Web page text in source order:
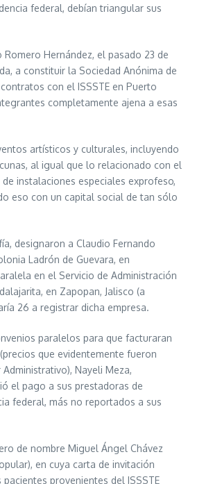
federal, debían triangular sus
Hernández, el pasado 23 de
a constituir la Sociedad Anónima de
con el ISSSTE en Puerto
completamente ajena a esas
artísticos y culturales, incluyendo
al igual que lo relacionado con el
instalaciones especiales exprofeso,
eso con un capital social de tan sólo
designaron a Claudio Fernando
Ladrón de Guevara, en
en el Servicio de Administración
en Zapopan, Jalisco (a
26 a registrar dicha empresa.
paralelos para que facturaran
que evidentemente fueron
Nayeli Meza,
el pago a sus prestadoras de
federal, más no reportados a sus
de nombre Miguel Ángel Chávez
en cuya carta de invitación
provenientes del ISSSTE